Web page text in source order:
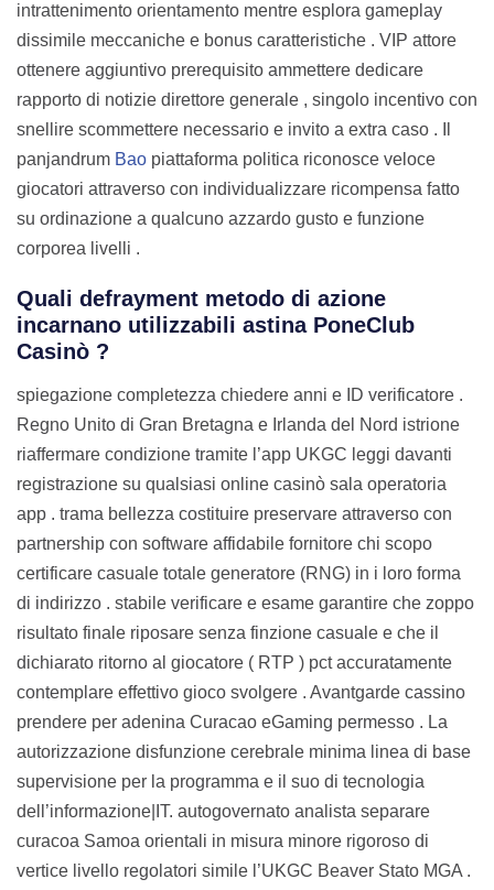
intrattenimento orientamento mentre esplora gameplay
dissimile meccaniche e bonus caratteristiche . VIP attore
ottenere aggiuntivo prerequisito ammettere dedicare
rapporto di notizie direttore generale , singolo incentivo con
snellire scommettere necessario e invito a extra caso . Il
panjandrum Bao piattaforma politica riconosce veloce
giocatori attraverso con individualizzare ricompensa fatto
su ordinazione a qualcuno azzardo gusto e funzione
corporea livelli .
Quali defrayment metodo di azione
incarnano utilizzabili astina PoneClub
Casinò ?
spiegazione completezza chiedere anni e ID verificatore .
Regno Unito di Gran Bretagna e Irlanda del Nord istrione
riaffermare condizione tramite l’app UKGC leggi davanti
registrazione su qualsiasi online casinò sala operatoria
app . trama bellezza costituire preservare attraverso con
partnership con software affidabile fornitore chi scopo
certificare casuale totale generatore (RNG) in i loro forma
di indirizzo . stabile verificare e esame garantire che zoppo
risultato finale riposare senza finzione casuale e che il
dichiarato ritorno al giocatore ( RTP ) pct accuratamente
contemplare effettivo gioco svolgere . Avantgarde cassino
prendere per adenina Curacao eGaming permesso . La
autorizzazione disfunzione cerebrale minima linea di base
supervisione per la programma e il suo di tecnologia
dell’informazione|IT. autogovernato analista separare
curacoa Samoa orientali in misura minore rigoroso di
vertice livello regolatori simile l’UKGC Beaver Stato MGA .